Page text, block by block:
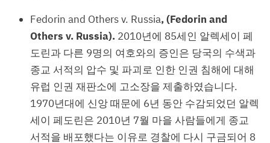
Fedorin and Others v. Russia, (Fedorin and
Others v. Russia). 2010년에 85세인 알렉세이 페
도린과 다른 9명의 여호와의 증인은 당국의 수색과
종교 서적의 압수 및 파괴로 인한 인권 침해에 대해
유럽 인권 재판소에 고소장을 제출하였습니다.
1970년대에 신앙 때문에 6년 동안 수감되었던 알렉
세이 페도린은 2010년 7월 마을 사람들에게 종교
서적을 배포했다는 이유로 경찰에 다시 구금되어 8